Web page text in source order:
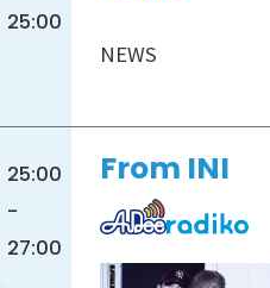
25:00
NEWS
25:00
-
27:00
From INI